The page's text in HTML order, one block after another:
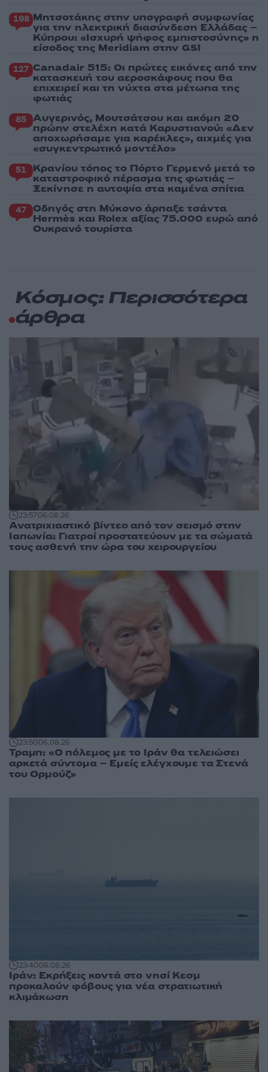
198 Μητσοτάκης στην υπογραφή συμφωνίας
για την ηλεκτρική διασύνδεση Ελλάδας –
Κύπρου: «Ισχυρή ψήφος εμπιστοσύνης» η
είσοδος της Meridiam στην GSI
127 Canadair 515: Οι πρώτες εικόνες από την
κατασκευή του αεροσκάφους που θα
επιχειρεί και τη νύχτα στα μέτωπα της
φωτιάς
85 Αυγερινός, Μουτσάτσου και ακόμη 20
πρώην στελέχη κατά Καρυστιανού: «Δεν
αποχωρήσαμε για καρέκλες», αιχμές για
«συγκεντρωτικό μοντέλο»
51 Κρανίου τόπος το Πόρτο Γερμενό μετά το
καταστροφικό πέρασμα της φωτιάς –
Ξεκίνησε η αυτοψία στα καμένα σπίτια
47 Οδηγός στη Μύκονο άρπαξε τσάντα
Hermès και Rolex αξίας 75.000 ευρώ από
Ουκρανό τουρίστα
Κόσμος: Περισσότερα
άρθρα
23:5706.08.26
Ανατριχιαστικό βίντεο από τον σεισμό στην
Ιαπωνία: Γιατροί προστατεύουν με τα σώματά
τους ασθενή την ώρα του χειρουργείου
23:5006.08.26
Τραμπ: «Ο πόλεμος με το Ιράν θα τελειώσει
αρκετά σύντομα – Εμείς ελέγχουμε τα Στενά
του Ορμούζ»
23:4006.08.26
Ιράν: Εκρήξεις κοντά στο νησί Κεσμ
προκαλούν φόβους για νέα στρατιωτική
κλιμάκωση